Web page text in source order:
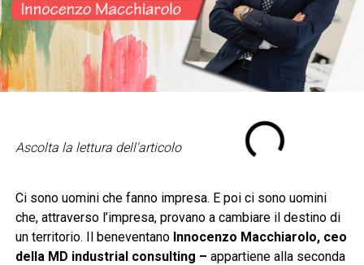
Ascolta la lettura dell'articolo
Ci sono uomini che fanno impresa. E poi ci sono uomini
che, attraverso l’impresa, provano a cambiare il destino di
un territorio. Il beneventano Innocenzo Macchiarolo, ceo
della MD industrial consulting – appartiene alla seconda